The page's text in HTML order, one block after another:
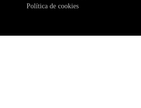
Política de cookies